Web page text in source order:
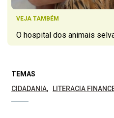
VEJA TAMBÉM
O hospital dos animais
TEMAS
CIDADANIA
LITERACIA